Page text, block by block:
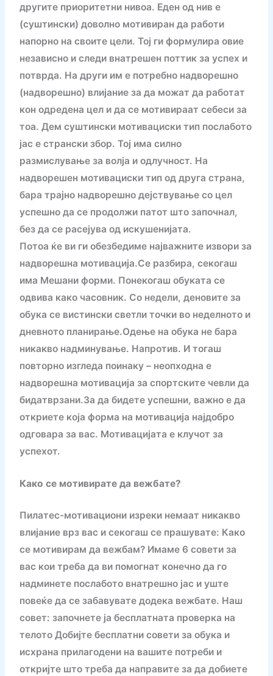
другите приоритетни нивоа. Еден од нив е
(суштински) доволно мотивиран да работи
напорно на своите цели. Тој ги формулира овие
независно и следи внатрешен поттик за успех и
потврда. На други им е потребно надворешно
(надворешно) влијание за да можат да работат
кон одредена цел и да се мотивираат себеси за
тоа. Дем суштински мотивациски тип послабото
јас е странски збор. Тој има силно
размислување за волја и одлучност. На
надворешен мотивациски тип од друга страна,
бара трајно надворешно дејствување со цел
успешно да се продолжи патот што започнал,
без да се расејува од искушенијата.
Потоа ќе ви ги обезбедиме најважните извори за
надворешна мотивација.Се разбира, секогаш
има Мешани форми. Понекогаш обуката се
одвива како часовник. Со недели, деновите за
обука се вистински светли точки во неделното и
дневното планирање.Одење на обука не бара
никакво надминување. Напротив. И тогаш
повторно изгледа поинаку – неопходна е
надворешна мотивација за спортските чевли да
бидатврзани.За да бидете успешни, важно е да
откриете која форма на мотивација најдобро
одговара за вас. Мотивацијата е клучот за
успехот.
Како се мотивирате да вежбате?
Пилатес-мотивациони изреки немаат никакво
влијание врз вас и секогаш се прашувате: Како
се мотивирам да вежбам? Имаме 6 совети за
вас кои треба да ви помогнат конечно да го
надминете послабото внатрешно јас и уште
повеќе да се забавувате додека вежбате. Наш
совет: започнете ја бесплатната проверка на
телото Добијте бесплатни совети за обука и
исхрана прилагодени на вашите потреби и
откријте што треба да направите за да добиете